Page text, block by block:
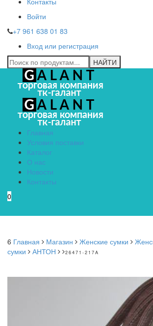
Войти
+7 961 638 01 83
Вход или регистрация
Главная
Условия поставки
Каталог
О нас
Новости
Контакты
0
6 Главная Магазин Женские сумки
сумки
АНТОН 26471-217A